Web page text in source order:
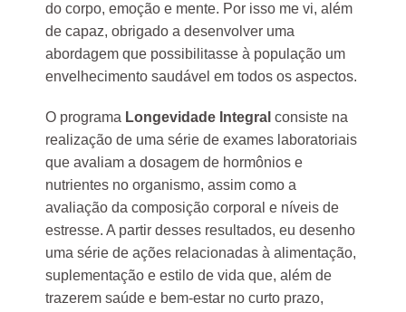
do corpo, emoção e mente. Por isso me vi, além
de capaz, obrigado a desenvolver uma
abordagem que possibilitasse à população um
envelhecimento saudável em todos os aspectos.
O programa Longevidade Integral consiste na
realização de uma série de exames laboratoriais
que avaliam a dosagem de hormônios e
nutrientes no organismo, assim como a
avaliação da composição corporal e níveis de
estresse. A partir desses resultados, eu desenho
uma série de ações relacionadas à alimentação,
suplementação e estilo de vida que, além de
trazerem saúde e bem-estar no curto prazo,